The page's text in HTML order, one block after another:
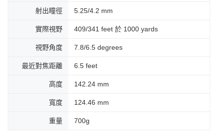
射出瞳徑 5.25/4.2 mm
實際視野 409/341 feet 於 1000 yards
視野角度 7.8/6.5 degrees
最近對焦距離 6.5 feet
高度 142.24 mm
寬度 124.46 mm
重量 700g